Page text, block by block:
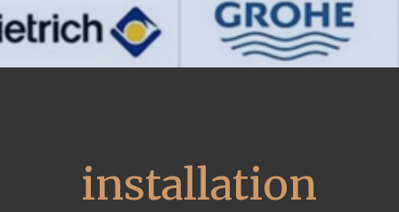
installation